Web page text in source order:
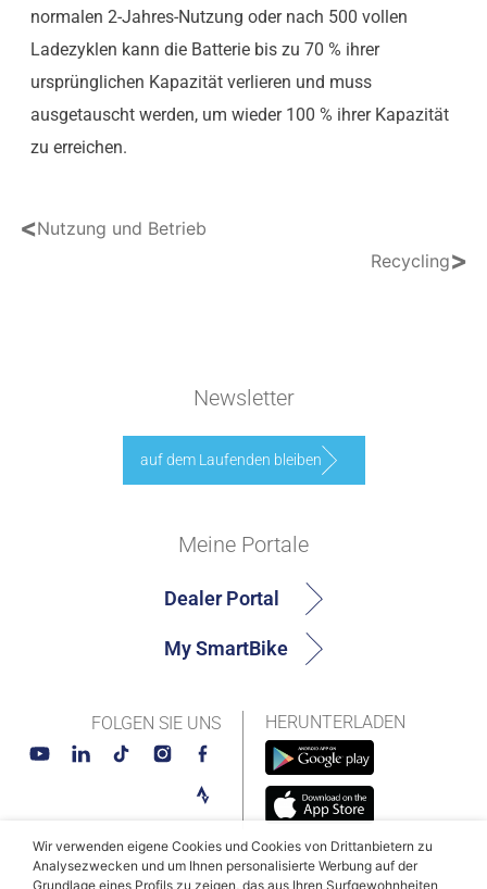
normalen 2-Jahres-Nutzung oder nach 500 vollen
Ladezyklen kann die Batterie bis zu 70 % ihrer
ursprünglichen Kapazität verlieren und muss
ausgetauscht werden, um wieder 100 % ihrer Kapazität
zu erreichen.
<Nutzung und Betrieb
Recycling>
Newsletter
auf dem Laufenden bleiben
HERUNTERLADEN
Meine Portale
Dealer Portal
My SmartBike
FOLGEN SIE UNS
Wir verwenden eigene Cookies und Cookies von Drittanbietern zu
Analysezwecken und um Ihnen personalisierte Werbung auf der
Grundlage eines Profils zu zeigen, das aus Ihren Surfgewohnheiten